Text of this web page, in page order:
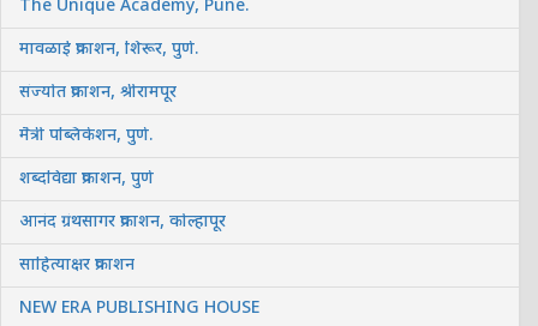
The Unique Academy, Pune.
मावळाई प्रकाशन, शिरूर, पुणे.
संज्योत प्रकाशन, श्रीरामपूर
मैत्री पब्लिकेशन, पुणे.
शब्दविद्या प्रकाशन, पुणे
आनंद ग्रंथसागर प्रकाशन, कोल्हापूर
साहित्याक्षर प्रकाशन
NEW ERA PUBLISHING HOUSE